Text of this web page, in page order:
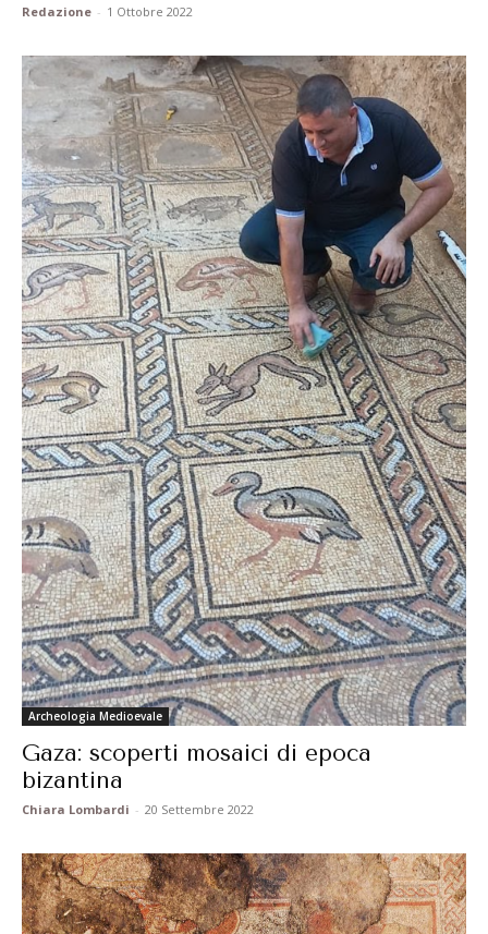
Redazione - 1 Ottobre 2022
Archeologia Medioevale
Gaza: scoperti mosaici di epoca
bizantina
Chiara Lombardi - 20 Settembre 2022